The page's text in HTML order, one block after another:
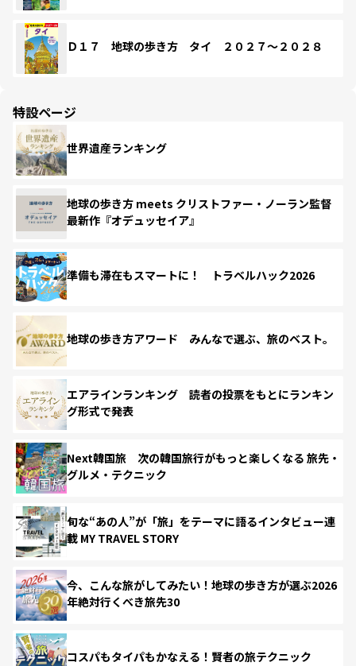
Ｄ１７ 地球の歩き方 タイ ２０２７～２０２８
特設ページ
世界遺産ランキング
地球の歩き方 meets クリストファー・ノーラン監督
最新作『オデュッセイア』
準備も滞在もスマートに！ トラベルハック2026
地球の歩き方アワード みんなで選ぶ、旅のベスト。
エアラインランキング 読者の投票をもとにランキン
グ形式で発表
Next韓国旅 次の韓国旅行がもっと楽しくなる 旅先・
グルメ・テクニック
旬な“あの人”が「旅」をテーマに語るインタビュー連
載 MY TRAVEL STORY
今、こんな旅がしてみたい！地球の歩き方が選ぶ2026
年絶対行くべき旅先30
コスパもタイパもかなえる！賢者の旅テクニック